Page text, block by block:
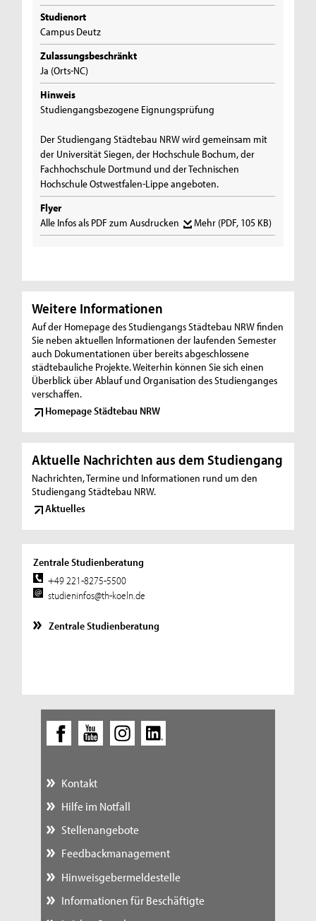
Studienort
Campus Deutz
Zulassungsbeschränkt
Ja (Orts-NC)
Hinweis
Studiengangsbezogene Eignungsprüfung
Der Studiengang Städtebau NRW wird gemeinsam mit
der Universität Siegen, der Hochschule Bochum, der
Fachhochschule Dortmund und der Technischen
Hochschule Ostwestfalen-Lippe angeboten.
Flyer
Alle Infos als PDF zum Ausdrucken
Mehr (PDF, 105 KB)
Weitere Informationen
Auf der Homepage des Studiengangs Städtebau NRW finden
Sie neben aktuellen Informationen der laufenden Semester
auch Dokumentationen über bereits abgeschlossene
städtebauliche Projekte. Weiterhin können Sie sich einen
Überblick über Ablauf und Organisation des Studienganges
verschaffen.
Homepage Städtebau NRW
Aktuelle Nachrichten aus dem Studiengang
Nachrichten, Termine und Informationen rund um den
Studiengang Städtebau NRW.
Aktuelles
Zentrale Studienberatung
+49 221-8275-5500
studieninfos@th-koeln.de
Zentrale Studienberatung
Kontakt
Hilfe im Notfall
Stellenangebote
Feedbackmanagement
Hinweisgebermeldestelle
Informationen für Beschäftigte